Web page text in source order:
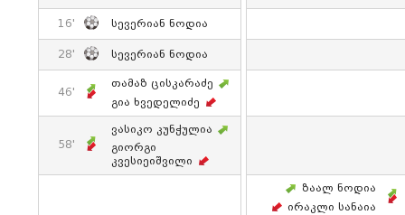
16' Სევერიან Ნოდია
28' Სევერიან Ნოდია
46'
Თამაზ Ცისკარაძე
Გია Ხვედელიძე
58'
Ვასიკო Კუნჭულია
Გიორგი
Კვესიეიშვილი
Ზაალ Ნოდია
Ირაკლი Სანაია